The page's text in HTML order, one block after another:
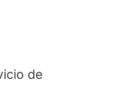
de